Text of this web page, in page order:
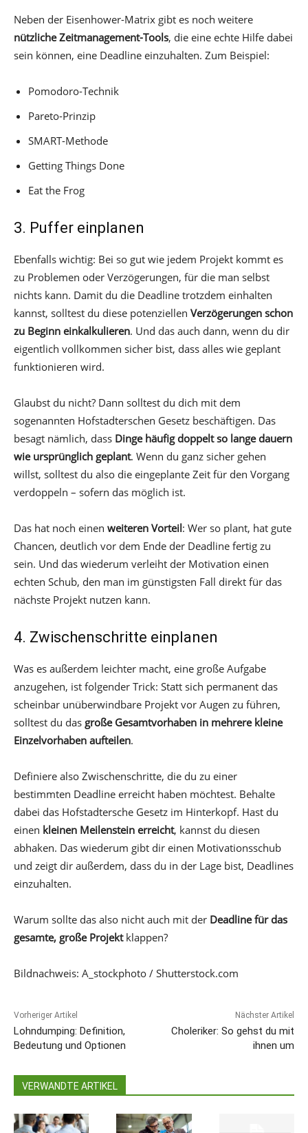
Neben der Eisenhower-Matrix gibt es noch weitere
nützliche Zeitmanagement-Tools, die eine echte Hilfe dabei
sein können, eine Deadline einzuhalten. Zum Beispiel:
Pomodoro-Technik
Pareto-Prinzip
SMART-Methode
Getting Things Done
Eat the Frog
3. Puffer einplanen
Ebenfalls wichtig: Bei so gut wie jedem Projekt kommt es
zu Problemen oder Verzögerungen, für die man selbst
nichts kann. Damit du die Deadline trotzdem einhalten
kannst, solltest du diese potenziellen Verzögerungen schon
zu Beginn einkalkulieren. Und das auch dann, wenn du dir
eigentlich vollkommen sicher bist, dass alles wie geplant
funktionieren wird.
Glaubst du nicht? Dann solltest du dich mit dem
sogenannten Hofstadterschen Gesetz beschäftigen. Das
besagt nämlich, dass Dinge häufig doppelt so lange dauern
wie ursprünglich geplant. Wenn du ganz sicher gehen
willst, solltest du also die eingeplante Zeit für den Vorgang
verdoppeln – sofern das möglich ist.
Das hat noch einen weiteren Vorteil: Wer so plant, hat gute
Chancen, deutlich vor dem Ende der Deadline fertig zu
sein. Und das wiederum verleiht der Motivation einen
echten Schub, den man im günstigsten Fall direkt für das
nächste Projekt nutzen kann.
4. Zwischenschritte einplanen
Was es außerdem leichter macht, eine große Aufgabe
anzugehen, ist folgender Trick: Statt sich permanent das
scheinbar unüberwindbare Projekt vor Augen zu führen,
solltest du das große Gesamtvorhaben in mehrere kleine
Einzelvorhaben aufteilen.
Definiere also Zwischenschritte, die du zu einer
bestimmten Deadline erreicht haben möchtest. Behalte
dabei das Hofstadtersche Gesetz im Hinterkopf. Hast du
einen kleinen Meilenstein erreicht, kannst du diesen
abhaken. Das wiederum gibt dir einen Motivationsschub
und zeigt dir außerdem, dass du in der Lage bist, Deadlines
einzuhalten.
Warum sollte das also nicht auch mit der Deadline für das
gesamte, große Projektklappen?
Bildnachweis: A_stockphoto / Shutterstock.com
Vorheriger Artikel
Lohndumping: Definition,
Bedeutung und Optionen
Nächster Artikel
Choleriker: So gehst du mit
ihnen um
VERWANDTE ARTIKEL